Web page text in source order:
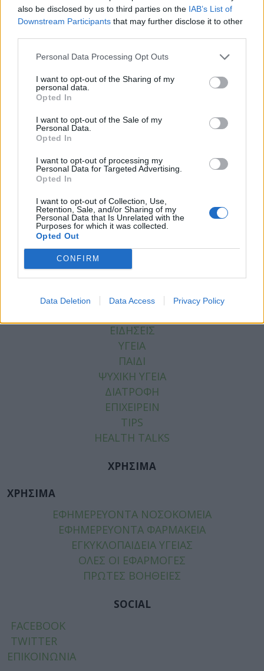
also be disclosed by us to third parties on the IAB’s List of
Downstream Participants that may further disclose it to other
Personal Data Processing Opt Outs
I want to opt-out of the Sharing of my
personal data.
Opted In
I want to opt-out of the Sale of my
Personal Data.
Opted In
I want to opt-out of processing my
Personal Data for Targeted Advertising.
Opted In
I want to opt-out of Collection, Use,
Retention, Sale, and/or Sharing of my
Personal Data that Is Unrelated with the
Purposes for which it was collected.
Opted Out
CONFIRM
Data Deletion Data Access Privacy Policy
επιστρέψει στην καθημερινότητά της.
Φωτογραφία: instagram
Facebook
Twitter
Tags:ΧΕΙΡΟΥΡΓΕΙΟ
ΚΑΤΗΓΟΡΙΕΣ
ΕΙΔΗΣΕΙΣ
ΥΓΕΙΑ
ΠΑΙΔΙ
ΨΥΧΙΚΗ ΥΓΕΙΑ
ΔΙΑΤΡΟΦΗ
ΕΠΙΧΕΙΡΕΙΝ
TIPS
HEALTH TALKS
ΧΡΗΣΙΜΑ
ΧΡΗΣΙΜΑ
ΕΦΗΜΕΡΕΥΟΝΤΑ ΝΟΣΟΚΟΜΕΙΑ
ΕΦΗΜΕΡΕΥΟΝΤΑ ΦΑΡΜΑΚΕΙΑ
ΕΓΚΥΚΛΟΠΑΙΔΕΙΑ ΥΓΕΙΑΣ
ΟΛΕΣ ΟΙ ΕΦΑΡΜΟΓΕΣ
ΠΡΩΤΕΣ ΒΟΗΘΕΙΕΣ
SOCIAL
FACEBOOK
TWITTER
ΕΠΙΚΟΙΝΩΝΙΑ